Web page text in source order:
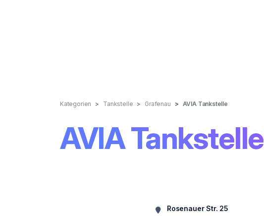
Kategorien Tankstelle Grafenau AVIA Tankstelle
AVIA Tankstelle
Rosenauer Str. 25